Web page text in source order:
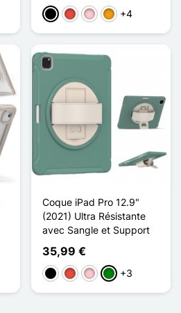
PretoVermelho
RosaLaranja
+4
Coque iPad Pro 12.9"
(2021) Ultra Résistante
avec Sangle et Support
35,99 €
PretoVermelho
RosaVerde
+3